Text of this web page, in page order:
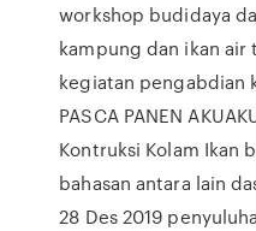
workshop budidaya
kampung dan ikan air
kegiatan pengabdian
PASCA PANEN
Kontruksi Kolam Ikan
bahasan antara lain
28 Des 2019